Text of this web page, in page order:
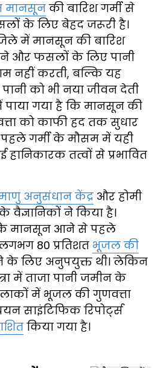
मानसूनकी बारिश गर्मी से
के लिए बेहद जरूरी है।
में मानसून की बारिश
और फसलों के लिए पानी
नहीं करती, बल्कि यह
को भी नया जीवन देती
गया है कि मानसून की
को काफी हद तक सुधार
पहले गर्मी के मौसम में यही
तत्वों से प्रभावित
अनुसंधान केंद्र और होमी
वैज्ञानिकों ने किया है।
मानसून आने से पहले
80 प्रतिशत भूजल की
के लिए अनुपयुक्त थी। लेकिन
में ताजा पानी जमीन के
में भूजल की गुणवत्ता
साइंटिफिक रिपोर्ट्स
किया गया है।